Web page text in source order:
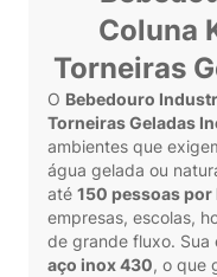
Coluna
Torneiras
O Bebedouro
Torneiras Geladas
ambientes que
água gelada ou
até 150 pessoas por
empresas, escolas,
de grande fluxo. Sua
aço inox 430, o que